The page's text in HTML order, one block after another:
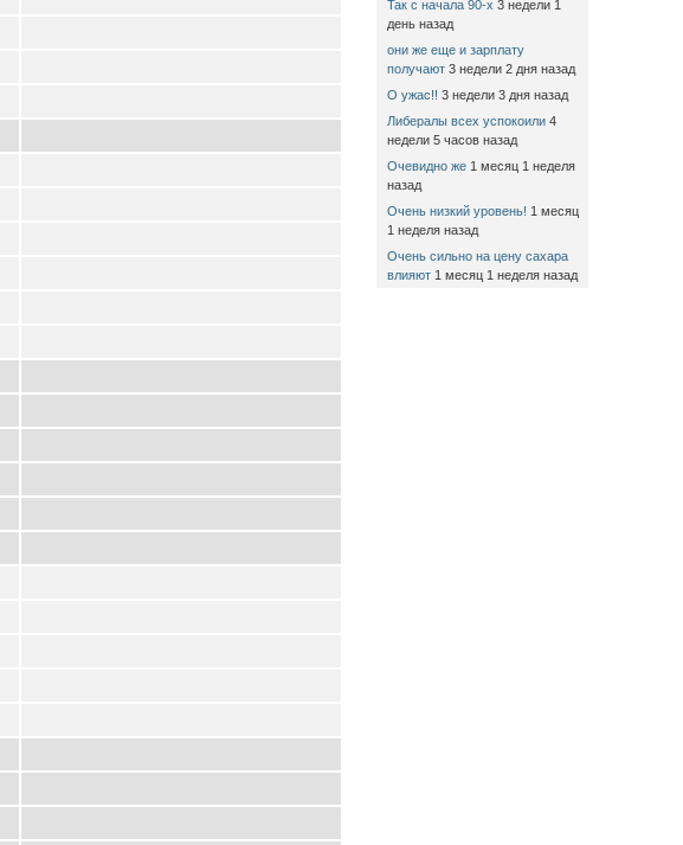
Так с начала 90-х 3 недели 1
день назад
они же еще и зарплату
получают 3 недели 2 дня назад
О ужас!! 3 недели 3 дня назад
Либералы всех успокоили 4
недели 5 часов назад
Очевидно же 1 месяц 1 неделя
назад
Очень низкий уровень! 1 месяц
1 неделя назад
Очень сильно на цену сахара
влияют 1 месяц 1 неделя назад